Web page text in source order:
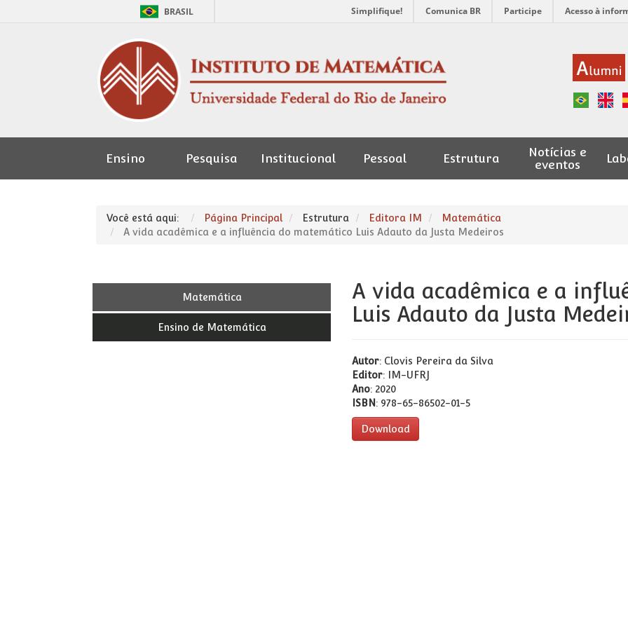
BRASIL Simplifique! Comunica BR Participe Acesso à
Ensino Pesquisa Institucional Pessoal Estrutura
Notícias e
eventos
Você está aqui: Página Principal Estrutura Editora IM
Matemática
A vida acadêmica e a influência do matemático Luis Adauto da Justa Medeiros
Matemática
Ensino de Matemática
A vida acadêmica e a
Luis Adauto da Justa
Autor: Clovis Pereira da Silva
Editor: IM-UFRJ
Ano: 2020
ISBN : 978-65-86502-01-5
Download